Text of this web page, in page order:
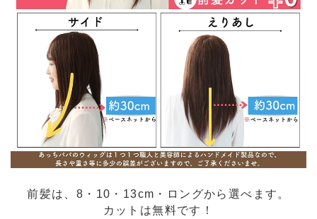
前髪は、8・10・13cm・ロングから選べます。
カットは無料です！